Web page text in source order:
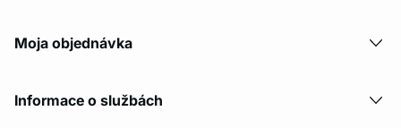
Moja objednávka
Informace o službách